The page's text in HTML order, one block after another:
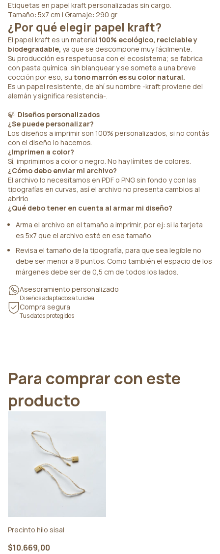
Etiquetas en papel kraft personalizadas sin cargo.
Tamaño: 5x7 cm | Gramaje: 290 gr
¿Por qué elegir papel kraft?
El papel kraft es un material 100% ecológico, reciclable y
biodegradable, ya que se descompone muy fácilmente.
Su producción es respetuosa con el ecosistema; se fabrica
con pasta química, sin blanquear y se somete a una breve
cocción por eso, su tono marrón es su color natural.
Es un papel resistente, de ahí su nombre -kraft proviene del
alemán y significa resistencia-.
🍃 Diseños personalizados
¿Se puede personalizar?
Los diseños a imprimir son 100% personalizados, si no contás
con el diseño lo hacemos.
¿Imprimen a color?
Sí, imprimimos a color o negro. No hay límites de colores.
¿Cómo debo enviar mi archivo?
El archivo lo necesitamos en PDF o PNG sin fondo y con las
tipografías en curvas, así el archivo no presenta cambios al
abrirlo.
¿Qué debo tener en cuenta al armar mi diseño?
Arma el archivo en el tamaño a imprimir, por ej: si la tarjeta
es 5x7 que el archivo esté en ese tamaño.
Revisa el tamaño de la tipografía, para que sea legible no
debe ser menor a 8 puntos. Como también el espacio de los
márgenes debe ser de 0,5 cm de todos los lados.
Asesoramiento personalizado
Diseños adaptados a tu idea
Compra segura
Tus datos protegidos
Para comprar con este
producto
Precinto hilo sisal
$10.669,00